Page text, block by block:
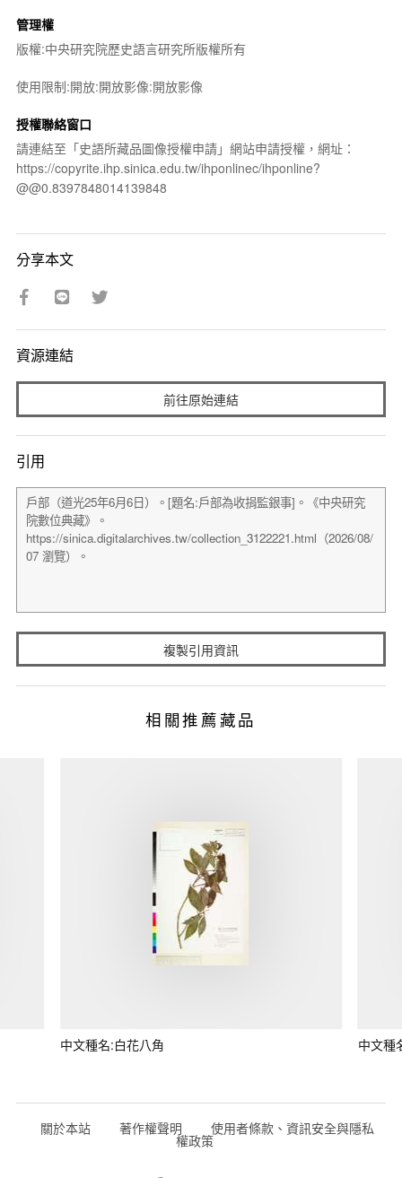
管理權
版權:中央研究院歷史語言研究所版權所有
使用限制:開放:開放影像:開放影像
授權聯絡窗口
請連結至「史語所藏品圖像授權申請」網站申請授權，網址：
https://copyrite.ihp.sinica.edu.tw/ihponlinec/ihponline?
@@0.8397848014139848
分享本文
資源連結
前往原始連結
引用
複製引用資訊
相關推薦藏品
中文種名:白花八角 中文種
關於本站 著作權聲明 使用者條款、資訊安全與隱私
權政策